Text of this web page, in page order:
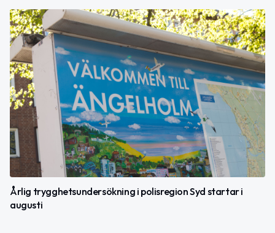
Årlig trygghetsundersökning i polisregion Syd startar i
augusti